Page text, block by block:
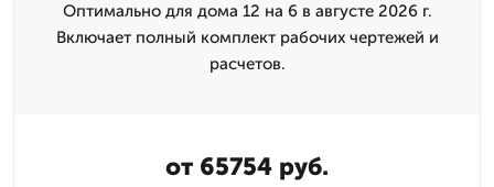
Оптимально для дома 12 на 6 в августе 2026 г.
Включает полный комплект рабочих чертежей и
расчетов.
от 65754 руб.